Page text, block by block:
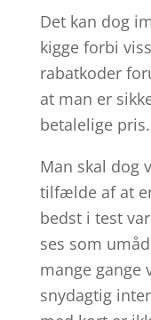
Det kan dog
kigge forbi
rabatkoder
at man er
betalelige pris.
Man skal dog
tilfælde af at
bedst i test
ses som
mange gange
snydagtig